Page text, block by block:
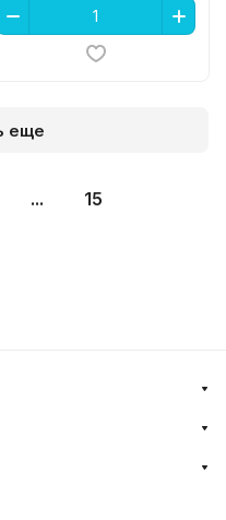
еще
... 15